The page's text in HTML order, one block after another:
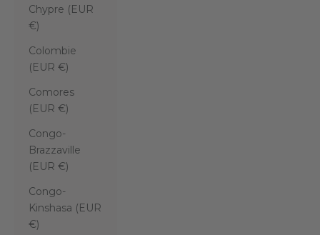
Chypre (EUR
€)
Colombie
(EUR €)
Comores
(EUR €)
Congo-
Brazzaville
(EUR €)
Congo-
Kinshasa (EUR
€)